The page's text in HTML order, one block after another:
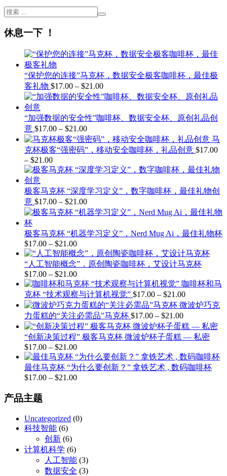
休息一下 ！
“保护您的连接”马克杯，数据安全极客咖啡杯，最佳极
客礼物 $17.00 – $21.00价
格
围：
至
$21.00
“加强数据的安全性”咖啡杯、数据安全杯、原创礼品创
意 $17.00 – $21.00价
格
范
$17.00
$21.00
马
克杯极客“强密码”，移动安全咖啡杯，礼品创意 $17.00
– $21.00价
格
围：
$17.00
至
极客马克杯 “深度学习定义”，数字咖啡杯，最佳礼物创
意 $17.00 – $21.00价
格
围：
至
$21.00
极客马克杯 “机器学习定义”，Nerd Mug Ai，最佳礼物杯
$17.00 – $21.00价
格
范
围：
$17.00
至
$21.00
“人工智能概念”，原创陶瓷咖啡杯，艾设计马克杯
$17.00 – $21.00价
格
范
围：
$17.00
至
$21.00
咖啡杯和马
克杯 “技术观察与计算机视觉” $17.00 – $21.00价
格
围：
$17.00
$21.00
微波炉巧克
力蛋糕的“关注必需品”马克杯 $17.00 – $21.00价
格
范
$17.00
至
“创新决策过程” 极客马克杯 微波炉杯子蛋糕 — 私密
$17.00 – $21.00价
格
范
围：
最佳马克杯 “为什么要创新？” 拿铁艺术 , 数码咖啡杯
$17.00 – $21.00价
$17.00
产品主题
Uncategorized (0)
科技智能 (6)
创新 (6)
计算机科学 (6)
人工智能 (3)
数据安全 (3)